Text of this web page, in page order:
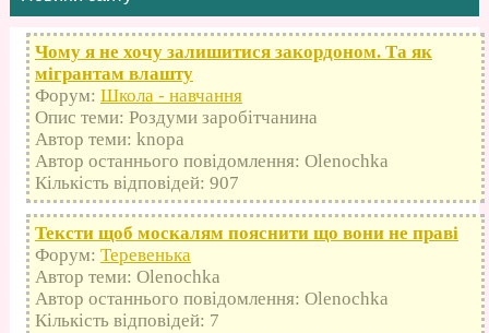
Чому я не хочу залишитися закордоном. Та як
мігрантам влашту
Форум: Школа - навчання
Опис теми: Роздуми заробітчанина
Автор теми: knopa
Автор останнього повідомлення: Olenochka
Кількість відповідей: 907
Тексти щоб москалям пояснити що вони не праві
Форум: Теревенька
Автор теми: Olenochka
Автор останнього повідомлення: Olenochka
Кількість відповідей: 7